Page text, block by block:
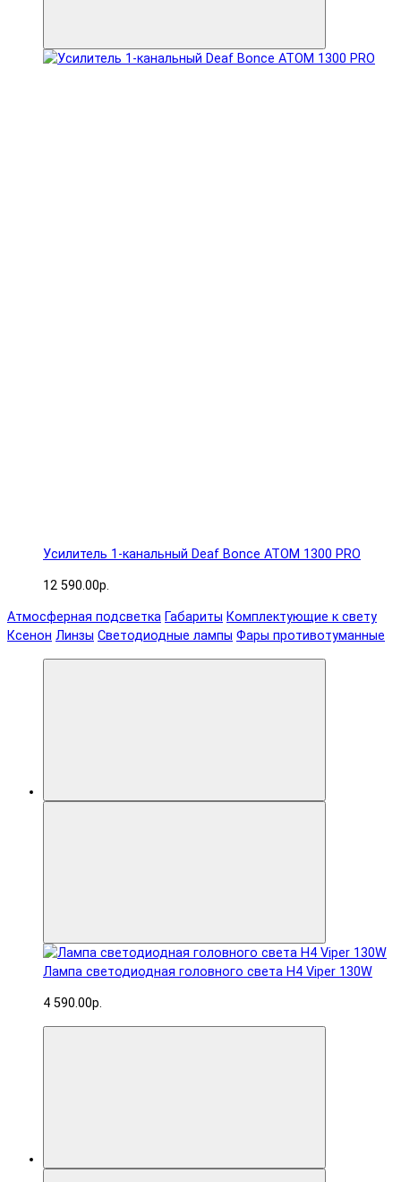
Усилитель 1-канальный Deaf Bonce ATOM 1300 PRO
12 590.00р.
Атмосферная подсветка Габариты Комплектующие к свету
Ксенон Линзы Светодиодные лампы Фары противотуманные
Лампа светодиодная головного света H4 Viper 130W
4 590.00р.